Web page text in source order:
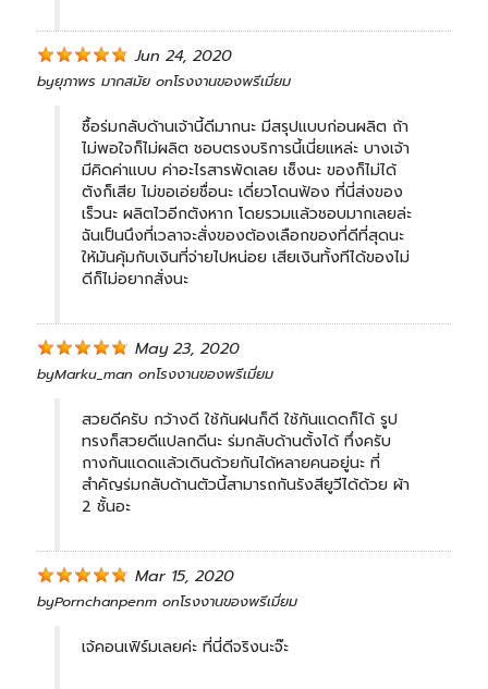
Jun 24, 2020
byยุภาพร มากสมัยonโรงงานของพรีเมี่ยม
ซื้อร่มกลับด้านเจ้านี้ดีมากนะ มีสรุปแบบก่อนผลิต ถ้า
ไม่พอใจก็ไม่ผลิต ชอบตรงบริการนี้เนี่ยแหล่ะ บางเจ้า
มีคิดค่าแบบ ค่าอะไรสารพัดเลย เซ็งนะ ของก็ไม่ได้
ตังก็เสีย ไม่ขอเอ่ยชื่อนะ เดี่ยวโดนฟ้อง ที่นี่ส่งของ
เร็วนะ ผลิตไวอีกตังหาก โดยรวมแล้วชอบมากเลยล่ะ
ฉันเป็นนึงที่เวลาจะสั่งของต้องเลือกของที่ดีที่สุดนะ
ให้มันคุ้มกับเงินที่จ่ายไปหน่อย เสียเงินทั้งทีได้ของไม่
ดีก็ไม่อยากสั่งนะ
May 23, 2020
byMarku_manonโรงงานของพรีเมี่ยม
สวยดีครับ กว้างดี ใช้กันฝนก็ดี ใช้กันแดดก็ได้ รูป
ทรงก็สวยดีแปลกดีนะ ร่มกลับด้านตั้งได้ ทึ่งครับ
กางกันแดดแล้วเดินด้วยกันได้หลายคนอยู่นะ ที่
สำคัญร่มกลับด้านตัวนี้สามารถกันรังสียูวีได้ด้วย ผ้า
2 ชั้นอะ
Mar 15, 2020
byPornchanpenmonโรงงานของพรีเมี่ยม
เจ้คอนเฟิร์มเลยค่ะ ที่นี่ดีจริงนะจ๊ะ